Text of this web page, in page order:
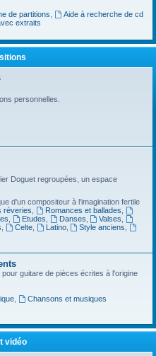
de partitions
Aide à recherche de cd
extraits
personnelles.
Doguet regroupées, un espace
d'un compositeur à l'imagination fertile
réveries Romances et ballades
Etudes Danses Valses
Celte, Latino, Style anciens
guitare de pièces écrites à l'origine
,
Chansons et musiques
vidéo